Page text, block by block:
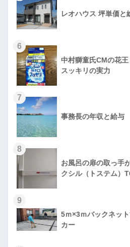
レオハウス 坪単価と
6
中村獅童氏CMの花
スッキリの実力
7
事務長の年収と給与
8
お風呂の扉の取っ手
クシル（トステム）
9
5ｍ×3ｍバックネッ
カー